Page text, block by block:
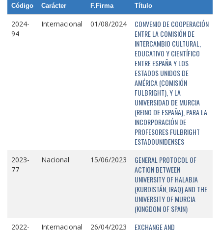
Código Carácter F.Firma Título
2024-
94
Internacional 01/08/2024
CONVENIO DE COOPERACIÓN
ENTRE LA COMISIÓN DE
INTERCAMBIO CULTURAL,
EDUCATIVO Y CIENTÍFICO
ENTRE ESPAÑA Y LOS
ESTADOS UNIDOS DE
AMÉRICA (COMISIÓN
FULBRIGHT), Y LA
UNIVERSIDAD DE MURCIA
(REINO DE ESPAÑA), PARA LA
INCORPORACIÓN DE
PROFESORES FULBRIGHT
ESTADOUNIDENSES
2023-
77
Nacional 15/06/2023
GENERAL PROTOCOL OF
ACTION BETWEEN
UNIVERSITY OF HALABJA
(KURDISTÁN, IRAQ) AND THE
UNIVERSITY OF MURCIA
(KINGDOM OF SPAIN)
2022-
Internacional 26/04/2023
EXCHANGE AND